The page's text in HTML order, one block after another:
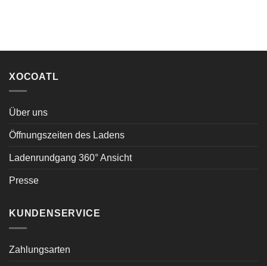
XOCOATL
Über uns
Öffnungszeiten des Ladens
Ladenrundgang 360° Ansicht
Presse
KUNDENSERVICE
Zahlungsarten